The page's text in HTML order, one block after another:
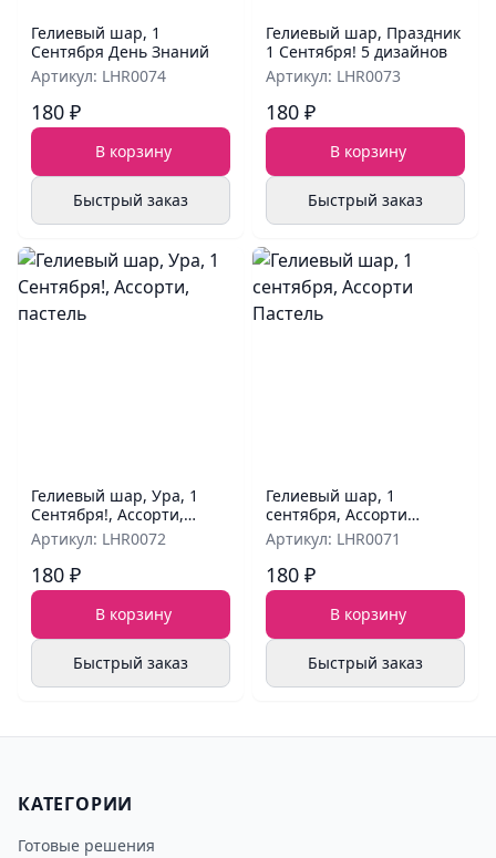
Гелиевый шар, 1
Сентября День Знаний
Артикул: LHR0074
180 ₽
В корзину
Быстрый заказ
Гелиевый шар, Праздник
1 Сентября! 5 дизайнов
Артикул: LHR0073
180 ₽
В корзину
Быстрый заказ
Гелиевый шар, Ура, 1
Сентября!, Ассорти,
пастель
Артикул: LHR0072
180 ₽
В корзину
Быстрый заказ
Гелиевый шар, 1
сентября, Ассорти
Пастель
Артикул: LHR0071
180 ₽
В корзину
Быстрый заказ
КАТЕГОРИИ
Готовые решения